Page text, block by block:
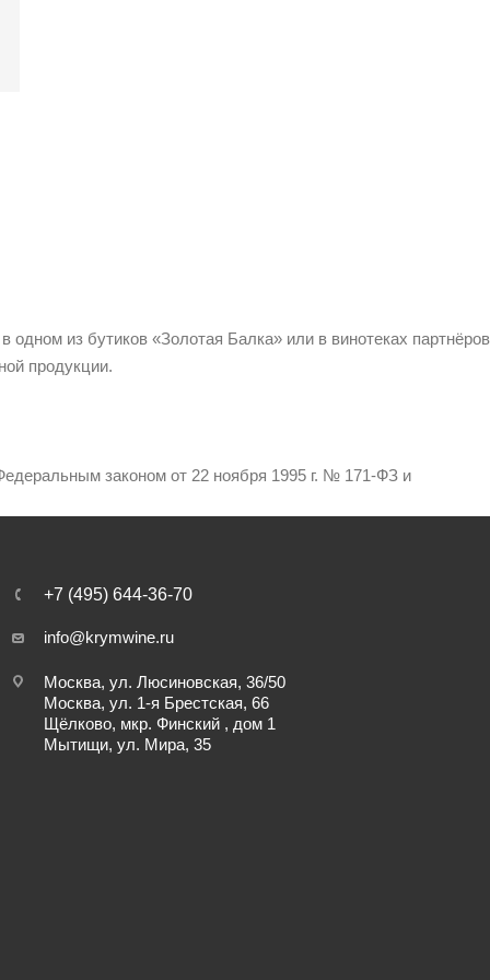
одном из бутиков «Золотая Балка» или в винотеках партнёров
продукции.
законом от 22 ноября 1995 г. № 171-ФЗ и
+7 (495) 644-36-70
info@krymwine.ru
Москва, ул. Люсиновская, 36/50
Москва, ул. 1-я Брестская, 66
Щёлково, мкр. Финский , дом 1
Мытищи, ул. Мира, 35